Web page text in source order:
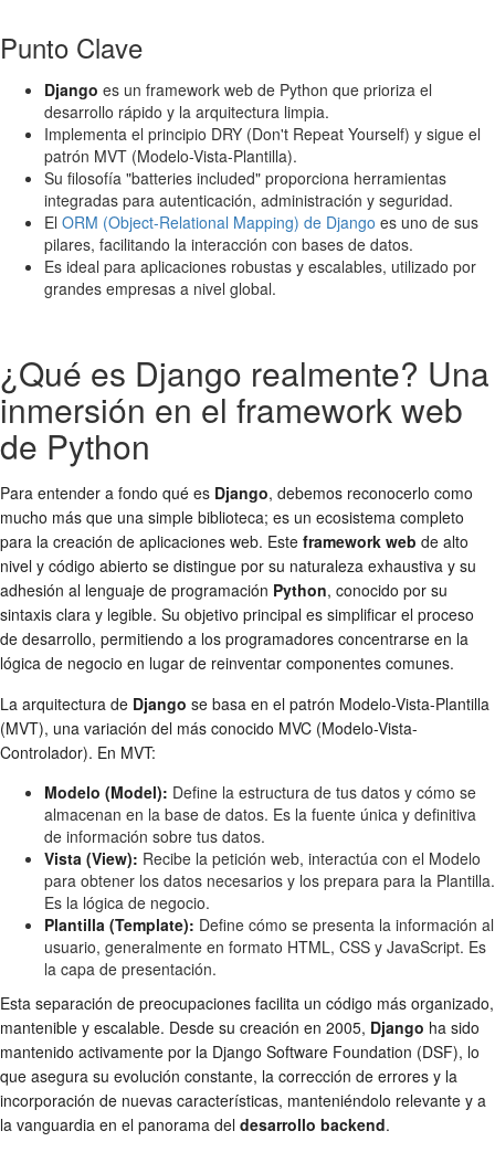
Punto Clave
Django es un framework web de Python que prioriza el
desarrollo rápido y la arquitectura limpia.
Implementa el principio DRY (Don't Repeat Yourself) y sigue el
patrón MVT (Modelo-Vista-Plantilla).
Su filosofía "batteries included" proporciona herramientas
integradas para autenticación, administración y seguridad.
El ORM (Object-Relational Mapping) de Django es uno de sus
pilares, facilitando la interacción con bases de datos.
Es ideal para aplicaciones robustas y escalables, utilizado por
grandes empresas a nivel global.
¿Qué es Django realmente? Una
inmersión en el framework web
de Python
Para entender a fondo qué es Django, debemos reconocerlo como
mucho más que una simple biblioteca; es un ecosistema completo
para la creación de aplicaciones web. Este framework web de alto
nivel y código abierto se distingue por su naturaleza exhaustiva y su
adhesión al lenguaje de programación Python, conocido por su
sintaxis clara y legible. Su objetivo principal es simplificar el proceso
de desarrollo, permitiendo a los programadores concentrarse en la
lógica de negocio en lugar de reinventar componentes comunes.
La arquitectura de Django se basa en el patrón Modelo-Vista-Plantilla
(MVT), una variación del más conocido MVC (Modelo-Vista-
Controlador). En MVT:
Modelo (Model): Define la estructura de tus datos y cómo se
almacenan en la base de datos. Es la fuente única y definitiva
de información sobre tus datos.
Vista (View): Recibe la petición web, interactúa con el Modelo
para obtener los datos necesarios y los prepara para la Plantilla.
Es la lógica de negocio.
Plantilla (Template): Define cómo se presenta la información al
usuario, generalmente en formato HTML, CSS y JavaScript. Es
la capa de presentación.
Esta separación de preocupaciones facilita un código más organizado,
mantenible y escalable. Desde su creación en 2005, Django ha sido
mantenido activamente por la Django Software Foundation (DSF), lo
que asegura su evolución constante, la corrección de errores y la
incorporación de nuevas características, manteniéndolo relevante y a
la vanguardia en el panorama del desarrollo backend.